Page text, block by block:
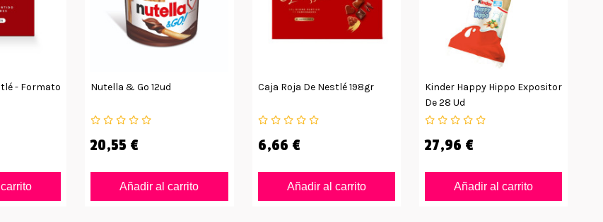
- Formato
Nutella & Go 12ud
20,55 €
Añadir al carrito
Caja Roja De Nestlé 198gr
6,66 €
Añadir al carrito
Kinder Happy Hippo Expositor
De 28 Ud
27,96 €
Añadir al carrito